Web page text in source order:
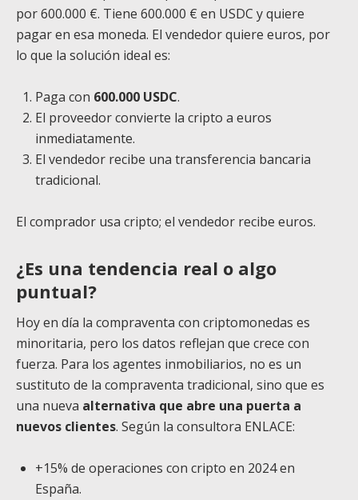
por 600.000 €. Tiene 600.000 € en USDC y quiere
pagar en esa moneda. El vendedor quiere euros, por
lo que la solución ideal es:
Paga con 600.000 USDC.
El proveedor convierte la cripto a euros
inmediatamente.
El vendedor recibe una transferencia bancaria
tradicional.
El comprador usa cripto; el vendedor recibe euros.
¿Es una tendencia real o algo
puntual?
Hoy en día la compraventa con criptomonedas es
minoritaria, pero los datos reflejan que crece con
fuerza. Para los agentes inmobiliarios, no es un
sustituto de la compraventa tradicional, sino que es
una nueva alternativa que abre una puerta a
nuevos clientes. Según la consultora ENLACE:
+15% de operaciones con cripto en 2024 en
España.